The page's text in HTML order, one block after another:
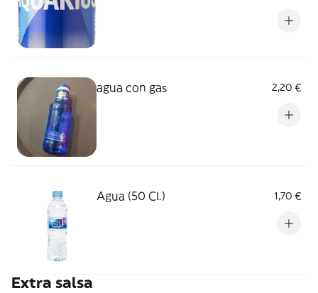
agua con gas 2,20 €
Agua (50 Cl.) 1,70 €
Extra salsa